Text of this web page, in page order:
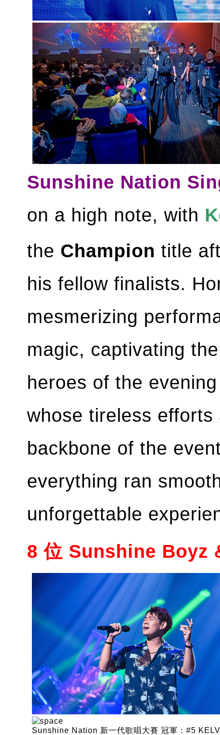
Sunshine Nation
on a high note, with
the Champion title
his fellow finalists.
mesmerizing
magic, captivating
heroes of the
whose tireless
backbone of the
everything ran
unforgettable
8 位 Sunshine Boyz
Sunshine Nation 新一代歌唱大賽 冠軍：#5